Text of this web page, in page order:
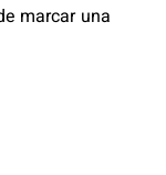
marcar una